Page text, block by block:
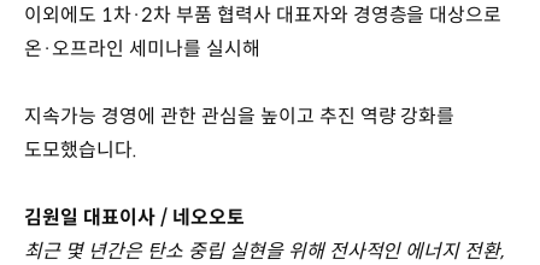
이외에도 1차·2차 부품 협력사 대표자와 경영층을 대상으로
온·오프라인 세미나를 실시해
지속가능 경영에 관한 관심을 높이고 추진 역량 강화를
도모했습니다.
김원일 대표이사 / 네오오토
최근 몇 년간은 탄소 중립 실현을 위해 전사적인 에너지 전환,